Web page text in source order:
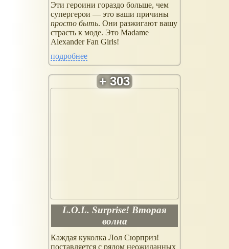
Эти героини гораздо больше, чем
супергерои — это ваши причины
просто быть. Они разжигают вашу
страсть к моде. Это Madame
Alexander Fan Girls!
подробнее
L.O.L. Surprise! Вторая
волна
Каждая куколка Лол Сюрприз!
поставляется с рядом неожиданных